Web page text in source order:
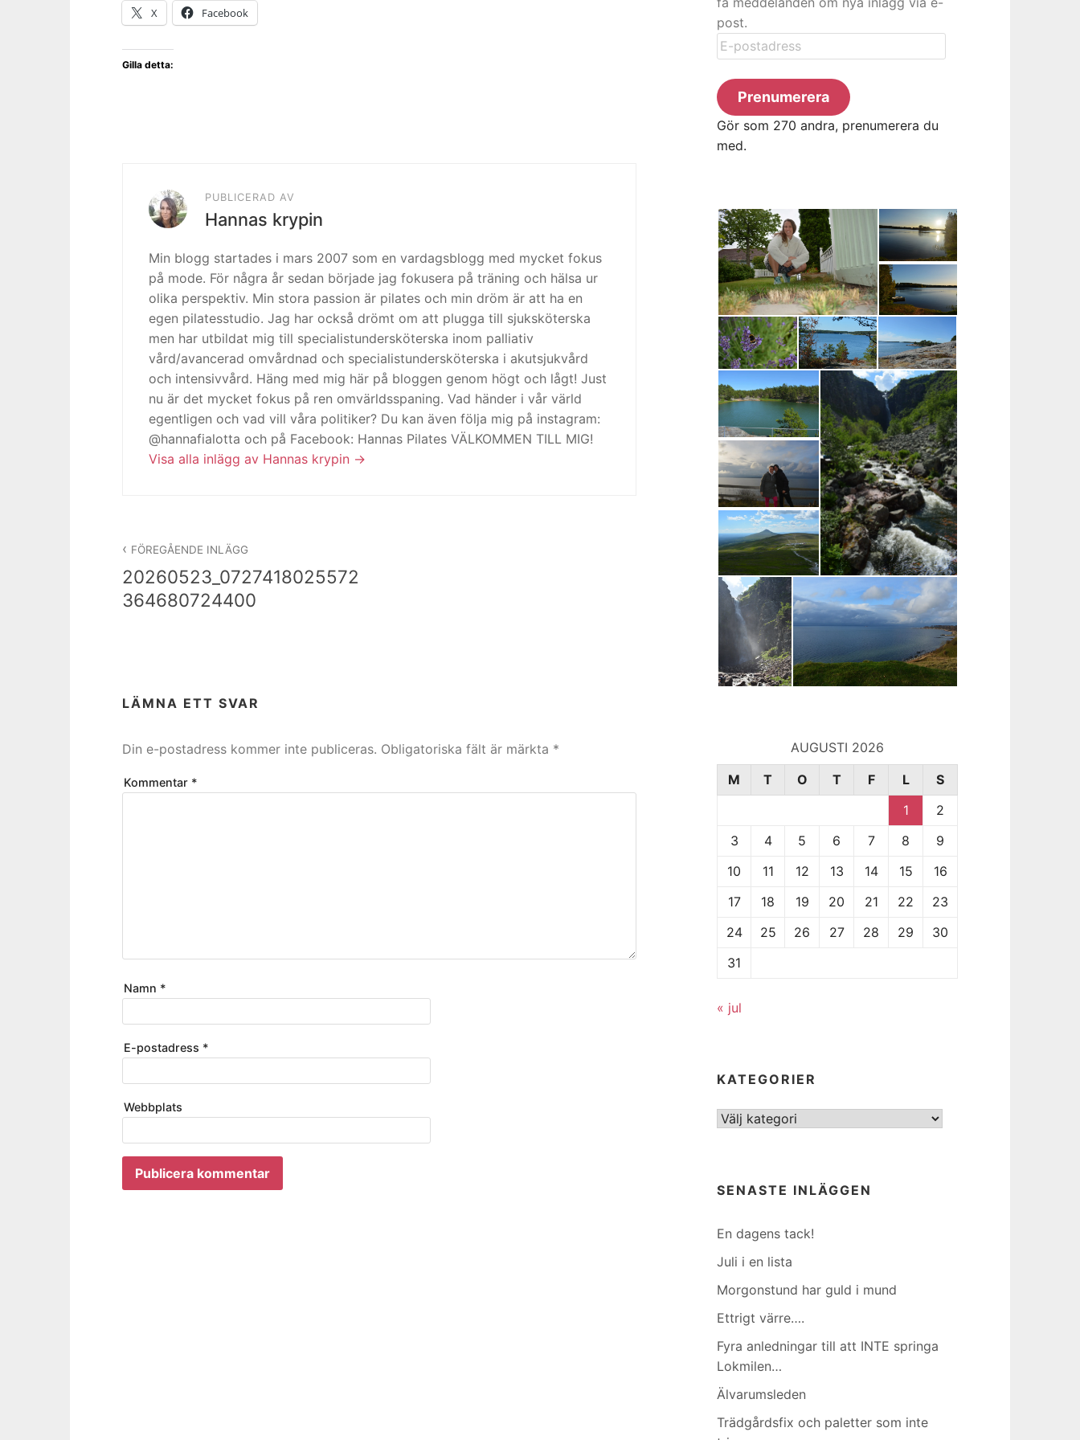
X Facebook
Gilla detta:
PUBLICERAD AV
Hannas krypin
Min blogg startades i mars 2007 som en vardagsblogg med mycket fokus
på mode. För några år sedan började jag fokusera på träning och hälsa ur
olika perspektiv. Min stora passion är pilates och min dröm är att ha en
egen pilatesstudio. Jag har också drömt om att plugga till sjuksköterska
men har utbildat mig till specialistundersköterska inom palliativ
vård/avancerad omvårdnad och specialistundersköterska i akutsjukvård
och intensivvård. Häng med mig här på bloggen genom högt och lågt! Just
nu är det mycket fokus på ren omvärldsspaning. Vad händer i vår värld
egentligen och vad vill våra politiker? Du kan även följa mig på instagram:
@hannafialotta och på Facebook: Hannas Pilates VÄLKOMMEN TILL MIG!
Visa alla inlägg av Hannas krypin
FÖREGÅENDE INLÄGG
20260523_0727418025572
364680724400
LÄMNA ETT SVAR
Din e-postadress kommer inte publiceras. Obligatoriska fält är märkta *
Kommentar *
Namn *
E-postadress *
Webbplats
post.
E-
postadress
Prenumerera
Gör som 270 andra, prenumerera du
med.
AUGUSTI 2026
M
T O T F L
S
1
2
3
4 5 6 7 8
9
10
11 12 13 14 15
16
17
18 19 20 21 22
23
24
25 26 27 28 29
30
31
« jul
KATEGORIER
Kategorier
SENASTE INLÄGGEN
En dagens tack!
Juli i en lista
Morgonstund har guld i mund
Ettrigt värre….
Fyra anledningar till att INTE springa
Lokmilen…
Älvarumsleden
Trädgårdsfix och paletter som inte